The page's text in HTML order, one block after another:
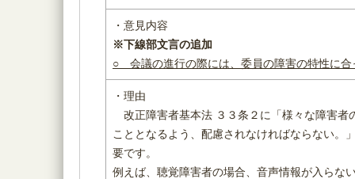
・意見内容
※下線部文言の追加
○ 会議の進行の際には、委員の障害の特性に
・理由
改正障害者基本法 ３３条２に「様々な障害
こととなるよう、配慮されなければならない。
要です。
例えば、聴覚障害者の場合、音声情報が入らな